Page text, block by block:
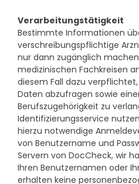
Verarbeitungstätigkeit
Bestimmte Informationen
verschreibungspflichtige
nur dann zugänglich
medizinischen Fachkreisen
diesem Fall dazu
Daten abzufragen sowie
Berufszugehörigkeit zu
Identifizierungsservice
hierzu notwendige
von Benutzername und
Servern von DocCheck, wir
Ihren Benutzernamen oder
erhalten keine